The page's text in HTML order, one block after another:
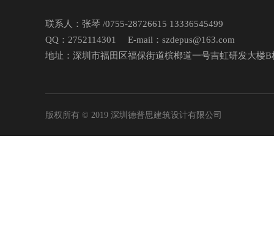
联系人：张琴 /0755-28726615 13336545499
QQ：2752114301 E-mail：szdepus@163.com
地址：深圳市福田区福保街道槟榔道一号吉虹研发大楼B
版权所有 © 2019 深圳德普思建筑设计有限公司